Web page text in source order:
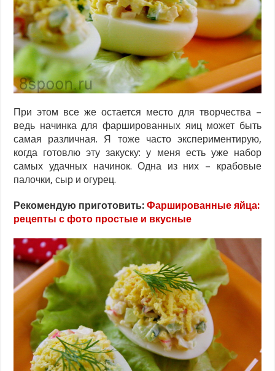
При этом все же остается место для творчества –
ведь начинка для фаршированных яиц может быть
самая различная. Я тоже часто экспериментирую,
когда готовлю эту закуску: у меня есть уже набор
самых удачных начинок. Одна из них – крабовые
палочки, сыр и огурец.
Рекомендую приготовить:Фаршированные яйца:
рецепты с фото простые и вкусные